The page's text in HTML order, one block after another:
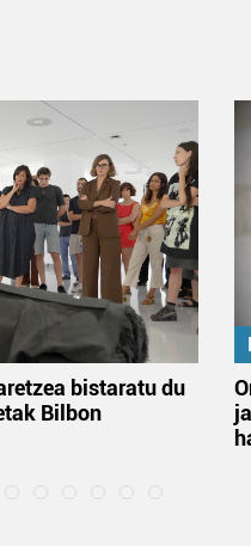
bistaratu du
Bilbon